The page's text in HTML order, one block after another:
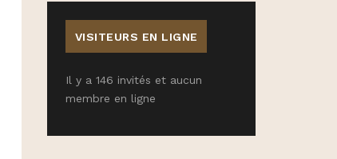
VISITEURS EN LIGNE
Il y a 146 invités et aucun
membre en ligne